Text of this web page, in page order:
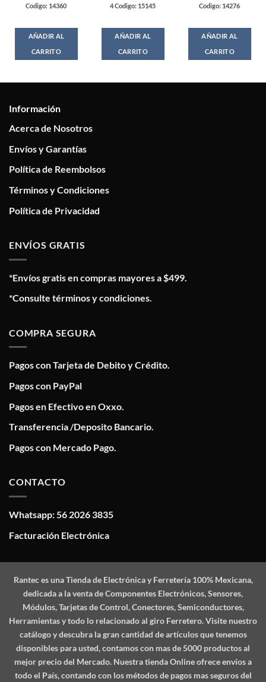
Codigo: 14360
AÑADIR AL
CARRITO
4 Codigo: 15145
AÑADIR AL
CARRITO
Codigo: 14276
AÑADIR AL
CARRITO
Información
Acerca de Nosotros
Envíos y Garantías
Política de Reembolsos
Términos y Condiciones
Política de Privacidad
ENVÍOS GRATIS
*Envíos gratis en compras mayores a $499.
*Consulte términos y condiciones.
COMPRA SEGURA
Pagos con Tarjeta de Debito y Crédito.
Pagos con PayPal
Pagos en Efectivo en Oxxo.
Transferencia /Deposito Bancario.
Pagos con Mercado Pago.
CONTACTO
Whatsapp: 56 2026 3835
Facturación Electrónica
Ranteces una Tienda de Electrónica y Ferretería 100% Mexicana,
dedicada a la venta de Componentes Electrónicos, Sensores,
Módulos, Tarjetas de Control, Conectores, Semiconductores,
Herramientas y todo lo relacionado al giro Ferretero. Visite nuestro
catálogo y descubra la gran cantidad de artículos que tenemos
disponibles para usted, contamos con mas de 5000 productos al
mejor precio del Mercado. Nuestra tienda Online ofrece envíos a
todo el País, contando con los métodos de pagos mas seguros del